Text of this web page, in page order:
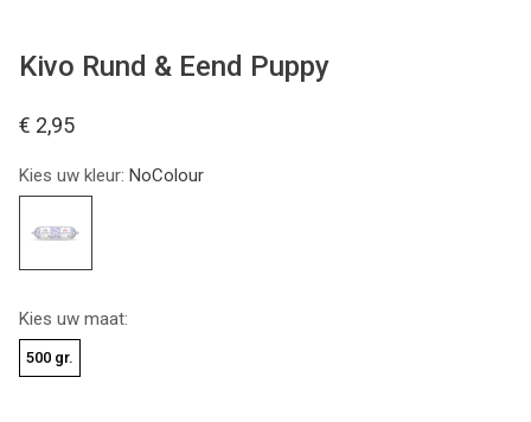
Kivo Rund & Eend Puppy
€ 2,95
Kies uw kleur: NoColour
Kies uw maat:
500 gr.